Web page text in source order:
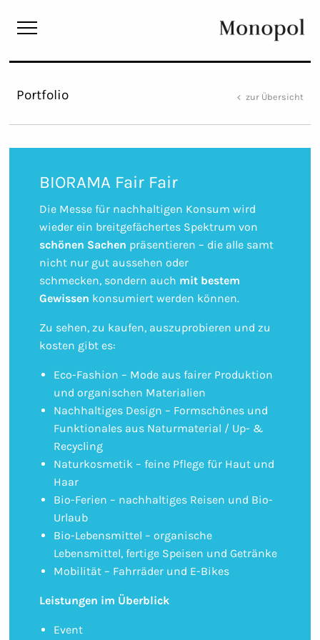
Monopol
Portfolio zur Übersicht
BIORAMA Fair Fair
Die Messe für nachhaltigen Konsum wird
wieder ein breitgefächertes Spektrum von
schönen Sachen präsentieren – die alle samt
nicht nur gut aussehen oder
schmecken, sondern auch mit bestem
Gewissen konsumiert werden können.
Zu sehen, zu kaufen, auszuprobieren und zu
kosten gibt es:
Eco-Fashion – Mode aus fairer Produktion
und organischen Materialien
Nachhaltiges Design – Formschönes und
Funktionales aus Naturmaterial / Up- &
Recycling
Naturkosmetik – feine Pflege für Haut und
Haar
Bio-Ferien – nachhaltiges Reisen und Bio-
Urlaub
Bio-Lebensmittel – organische
Lebensmittel, fertige Speisen und Getränke
Mobilität – Fahrräder und E-Bikes
Leistungen im Überblick
Event